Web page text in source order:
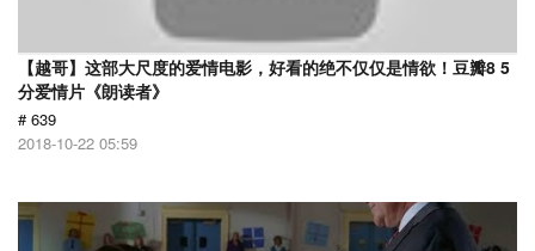
【越哥】这部大尺度的爱情电影，好看的绝不仅仅是情欲！豆瓣8 5
分爱情片《朗读者》
# 639
2018-10-22 05:59